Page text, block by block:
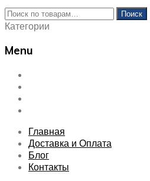
Искать:
Поиск
Категории
Menu
Skip
content
Главная
Доставка и Оплата
Блог
Контакты